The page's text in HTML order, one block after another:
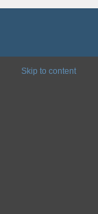
Skip to content